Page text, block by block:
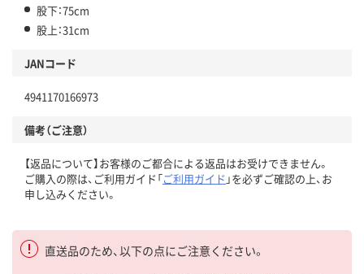
股下：75cm
股上：31cm
JANコード
4941170166973
備考（ご注意）
【返品について】お客様のご都合による返品はお受けできません。
ご購入の際は、ご利用ガイド「ご利用ガイド 」を必ずご確認の上、お
申し込みください。
直送品のため、以下の点にご注意ください。